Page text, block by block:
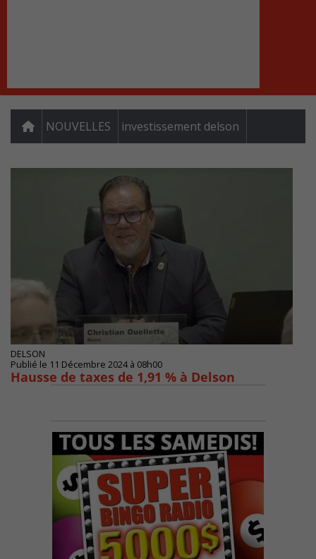
NOUVELLES investissement delson
DELSON
Publié le 11 Décembre 2024 à 08h00
Hausse de taxes de 1,91 % à Delson